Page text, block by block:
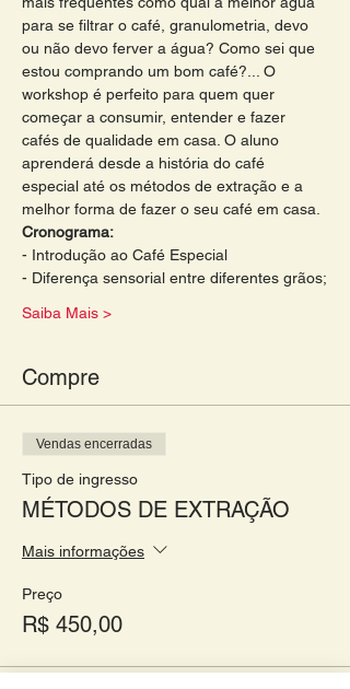
para se filtrar o café, granulometria, devo
ou não devo ferver a água? Como sei que
estou comprando um bom café?... O
workshop é perfeito para quem quer
começar a consumir, entender e fazer
cafés de qualidade em casa. O aluno
aprenderá desde a história do café
especial até os métodos de extração e a
melhor forma de fazer o seu café em casa.
Cronograma:
- Introdução ao Café Especial
- Diferença sensorial entre diferentes grãos;
Saiba Mais >
Compre
Vendas encerradas
Tipo de ingresso
MÉTODOS DE EXTRAÇÃO
Mais informações
Preço
R$ 450,00